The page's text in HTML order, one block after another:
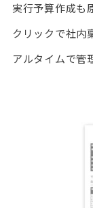
実行予算作成も
クリックで社内
アルタイムで管